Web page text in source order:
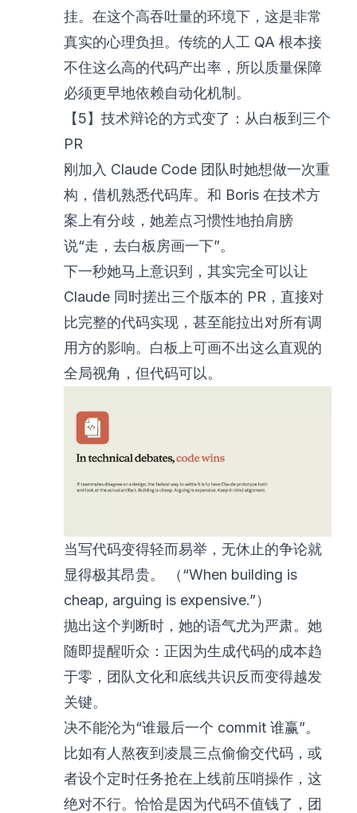
挂。在这个高吞吐量的环境下，这是非常
真实的心理负担。传统的人工 QA 根本接
不住这么高的代码产出率，所以质量保障
必须更早地依赖自动化机制。
【5】技术辩论的方式变了：从白板到三个
PR
刚加入 Claude Code 团队时她想做一次重
构，借机熟悉代码库。和 Boris 在技术方
案上有分歧，她差点习惯性地拍肩膀
说“走，去白板房画一下”。
下一秒她马上意识到，其实完全可以让
Claude 同时搓出三个版本的 PR，直接对
比完整的代码实现，甚至能拉出对所有调
用方的影响。白板上可画不出这么直观的
全局视角，但代码可以。
当写代码变得轻而易举，无休止的争论就
显得极其昂贵。 （“When building is
cheap, arguing is expensive.”）
抛出这个判断时，她的语气尤为严肃。她
随即提醒听众：正因为生成代码的成本趋
于零，团队文化和底线共识反而变得越发
关键。
决不能沦为“谁最后一个 commit 谁赢”。
比如有人熬夜到凌晨三点偷偷交代码，或
者设个定时任务抢在上线前压哨操作，这
绝对不行。恰恰是因为代码不值钱了，团